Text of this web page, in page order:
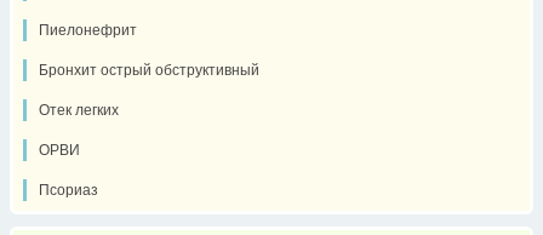
Пиелонефрит
Бронхит острый обструктивный
Отек легких
ОРВИ
Псориаз